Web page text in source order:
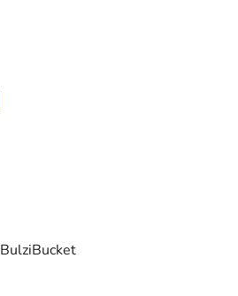
BulziBucket